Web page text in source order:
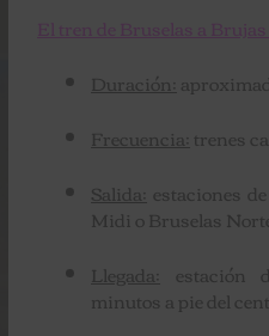
El tren de Bruselas a Brujas
Duración:
Frecuencia: trenes
Salida: estaciones
Midi o Bruselas
Llegada: estación
minutos a pie del